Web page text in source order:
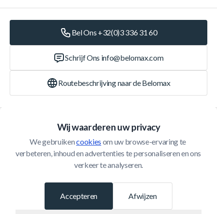
Wij waarderen uw privacy
We gebruiken cookies om uw browse-ervaring te
verbeteren, inhoud en advertenties te personaliseren en ons
verkeer te analyseren.
Afwijzen
Accepteren
Klantenservice
Bel Ons +32(0)3 336 31 60
Schrijf Ons info@belomax.com
Routebeschrijving naar de Belomax